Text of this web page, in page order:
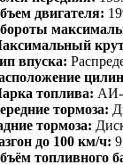
двигателя:
впуска:
топлива: АИ-
тормоза:
тормоза:
до 100 км/ч:
топливного